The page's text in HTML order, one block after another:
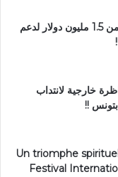
أمريكا تمنح تونس أكثر من 1.5 مليون دولار لدعم
خارجية لانتداب
Un triomphe
Festival